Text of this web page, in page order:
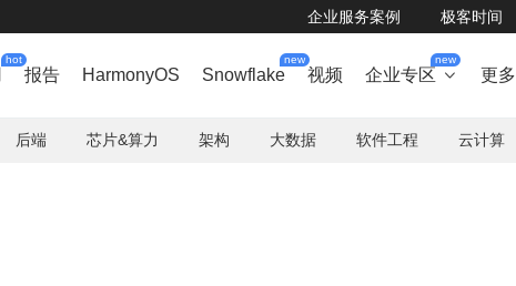
企业服务案例 极客时间
hot
报告 HarmonyOS Snowflake
new
视频 企业专区
new
 更多
后端 芯片&算力 架构 大数据 软件工程 云计算